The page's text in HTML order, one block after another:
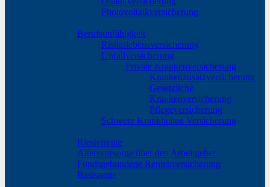
Photovoltaikversicherung
Berufsunfähigkeit
Risikolebensversicherung
Unfallversicherung
Private Krankenversicherung
Krankenzusatzversicherung
Gesetzliche
Krankenversicherung
Pflegeversicherung
Schwere Krankheiten Versicherung
Riesterrente
Altersvorsorge über den Arbeitgeber
Fondsgebundene Rentenversicherung
Basisrente